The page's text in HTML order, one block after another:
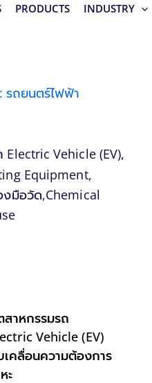
PRODUCTS INDUSTRY
รถยนตร์ไฟฟ้า
สาหกรรมรถ
Vehicle (EV)
เคลื่อนความต้องการ
ะ